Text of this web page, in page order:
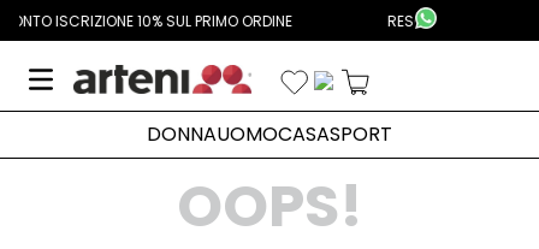
PRIMO ORDINE RESO GRATUITO DALL'ITALIA
DONNAUOMOCASASPORT
OOPS!